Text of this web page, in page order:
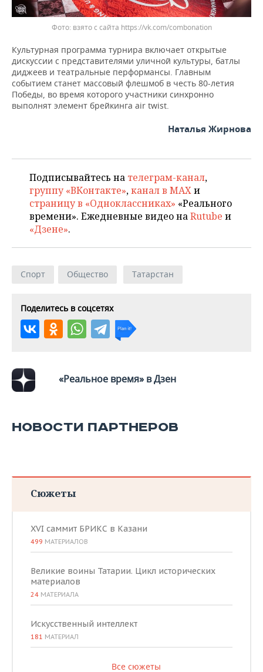
взято с сайта https://vk.com/combonation
Культурная программа турнира включает открытые
дискуссии с представителями уличной культуры, батлы
диджеев и театральные перформансы. Главным
событием станет массовый флешмоб в честь 80-летия
Победы, во время которого участники синхронно
выполнят элемент брейкинга air twist.
Наталья Жирнова
Подписывайтесь на телеграм-канал,
группу «ВКонтакте»,канал в MAXи
страницу в «Одноклассниках» «Реального
времени». Ежедневные видео наRutube и
«Дзене».
Спорт Общество Татарстан
Поделитесь в соцсетях
«Реальное время» в Дзен
НОВОСТИ ПАРТНЕРОВ
Сюжеты
XVI саммит БРИКС в Казани
499 МАТЕРИАЛОВ
Великие воины Татарии. Цикл исторических
материалов
24 МАТЕРИАЛА
Искусственный интеллект
181 МАТЕРИАЛ
Все сюжеты